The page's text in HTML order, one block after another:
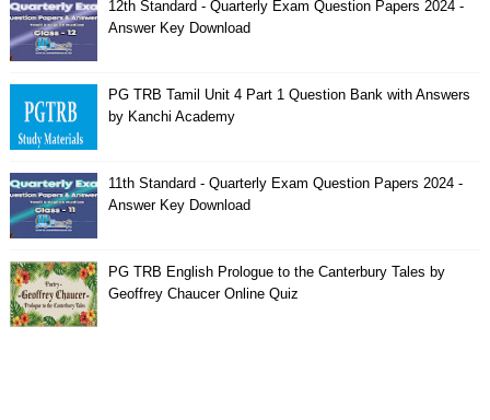
12th Standard - Quarterly Exam Question Papers 2024 -
Answer Key Download
PG TRB Tamil Unit 4 Part 1 Question Bank with Answers
by Kanchi Academy
11th Standard - Quarterly Exam Question Papers 2024 -
Answer Key Download
PG TRB English Prologue to the Canterbury Tales by
Geoffrey Chaucer Online Quiz